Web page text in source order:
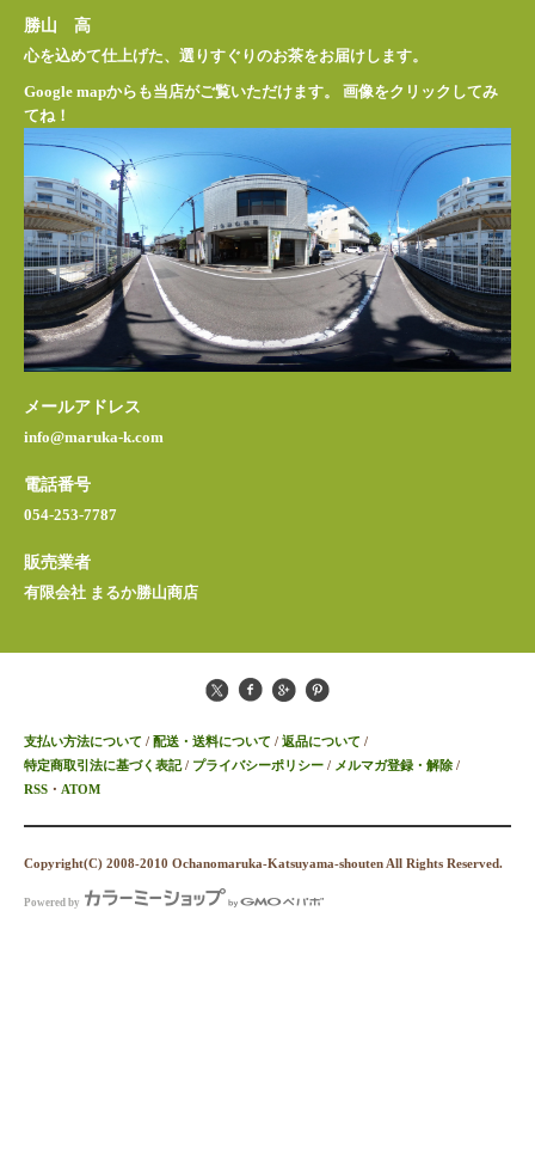
勝山 高
心を込めて仕上げた、選りすぐりのお茶をお届けします。
Google mapからも当店がご覧いただけます。 画像をクリックしてみ
てね！
メールアドレス
info@maruka-k.com
電話番号
054-253-7787
販売業者
有限会社 まるか勝山商店
支払い方法について / 配送・送料について / 返品について /
特定商取引法に基づく表記/ プライバシーポリシー / メルマガ登録・解除 /
RSS ・ ATOM
Copyright(C) 2008-2010 Ochanomaruka-Katsuyama-shouten All Rights Reserved.
Powered by